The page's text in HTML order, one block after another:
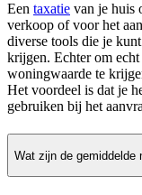
Een taxatie van je huis
verkoop of voor het
diverse tools die je
krijgen. Echter om
woningwaarde te
Het voordeel is dat je
gebruiken bij het
Wat zijn de gemiddelde